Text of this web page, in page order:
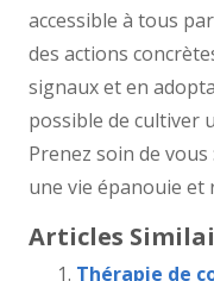
accessible à tous
des actions
signaux et en
possible de cultiver
Prenez soin de
une vie épanouie et
Articles
Thérapie de